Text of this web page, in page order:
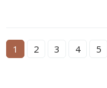
1 2 3 4 5